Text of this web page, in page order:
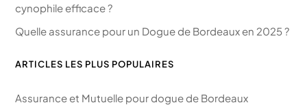
cynophile efficace ?
Quelle assurance pour un Dogue de Bordeaux en 2025 ?
ARTICLES LES PLUS POPULAIRES
Assurance et Mutuelle pour dogue de Bordeaux